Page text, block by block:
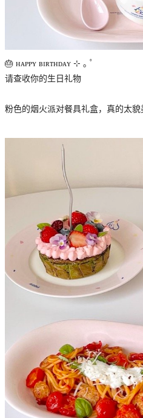
🎂 ʜᴀᴘᴘʏ ʙɪʀᴛʜᴅᴀʏ ⊹ ｡ ﾟ
请查收你的生日礼物
粉色的烟火派对餐具礼盒，真的太貌